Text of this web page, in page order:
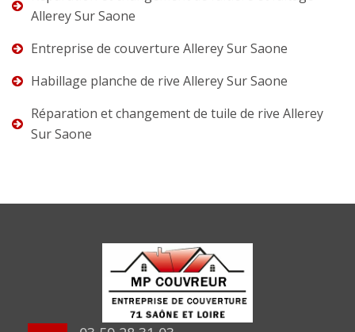
Allerey Sur Saone
Entreprise de couverture Allerey Sur Saone
Habillage planche de rive Allerey Sur Saone
Réparation et changement de tuile de rive Allerey
Sur Saone